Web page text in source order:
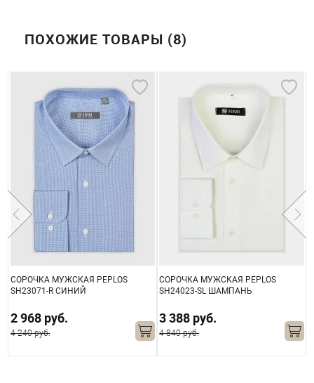
ПОХОЖИЕ ТОВАРЫ (8)
СОРОЧКА МУЖСКАЯ PEPLOS
SH23071-R СИНИЙ
2 968 руб.
4 240 руб.
СОРОЧКА МУЖСКАЯ PEPLOS
SH24023-SL ШАМПАНЬ
3 388 руб.
4 840 руб.